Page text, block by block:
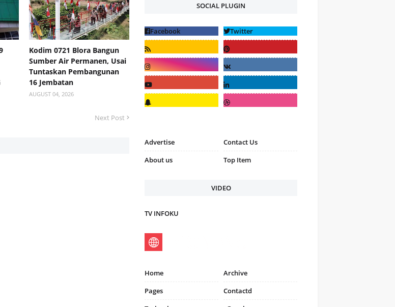
Kodim 0721 Blora Bangun
Sumber Air Permanen, Usai
Tuntaskan Pembangunan
16 Jembatan
AUGUST 04, 2026
Next Post
SOCIAL PLUGIN
Advertise
Contact Us
About us
Top Item
VIDEO
TV INFOKU
Home
Archive
Pages
Contactd